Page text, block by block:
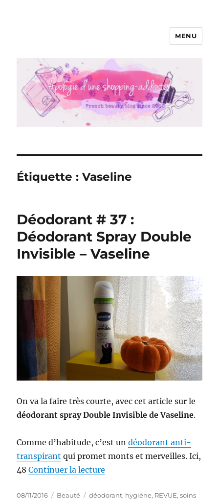
Apologie d'une Shopping-addicte
MENU
Étiquette :Vaseline
Déodorant # 37 :
Déodorant Spray Double
Invisible – Vaseline
On va la faire très courte, avec cet article sur le
déodorant spray Double Invisible de Vaseline.
Comme d’habitude, c’est undéodorant anti-
transpirant qui promet monts et merveilles. Ici,
48Continuer la lecture
Publié
08/11/2016 Catégories
Beauté Étiquettes
déodorant, hygiène, REVUE,soins